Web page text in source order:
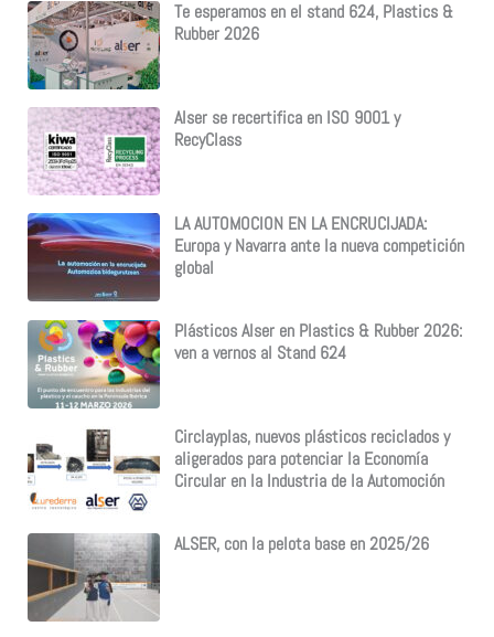
Te esperamos en el stand 624, Plastics &
Rubber 2026
Alser se recertifica en ISO 9001 y
RecyClass
LA AUTOMOCION EN LA ENCRUCIJADA:
Europa y Navarra ante la nueva competición
global
Plásticos Alser en Plastics & Rubber 2026:
ven a vernos al Stand 624
Circlayplas, nuevos plásticos reciclados y
aligerados para potenciar la Economía
Circular en la Industria de la Automoción
ALSER, con la pelota base en 2025/26